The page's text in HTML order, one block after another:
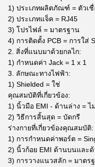
1) ประเภทผลิตภัณฑ์ = ตัวเ
2) ประเภทแจ็ค = RJ45
3) โปรไฟล์ = มาตรฐาน
4) การติดตั้ง PCB = การใส่
2. สิ่งที่แนบมาด้วยกลไก:
1) กำหนดค่า Jack = 1 x 1
3. ลักษณะทางไฟฟ้า:
1) Shielded = ใช่
คุณสมบัติที่เกี่ยวข้อง:
1) นิ้วมือ EMI - ด้านล่าง = ไ
2) วิธีการสิ้นสุด = บัดกรี
ร่างกายที่เกี่ยวข้องคุณสมบัติ:
1) การกำหนดค่าพอร์ต =
2) นิ้วก้อย EMI ด้านบนและ
3) การวางแนวสลัก = มาตร